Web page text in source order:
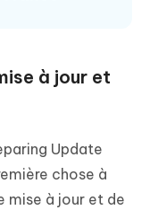
à jour et
Update
chose à
mise à jour et de